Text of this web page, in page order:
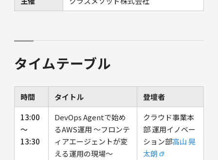
タイムテーブル
時間 タイトル
登壇者
13:00
〜
13:30
DevOps Agentで始め
るAWS運用 〜フロンテ
ィアエージェントが変
える運用の現場〜
クラウド事業本
部 運用イノベー
ション部高山 晃
太朗